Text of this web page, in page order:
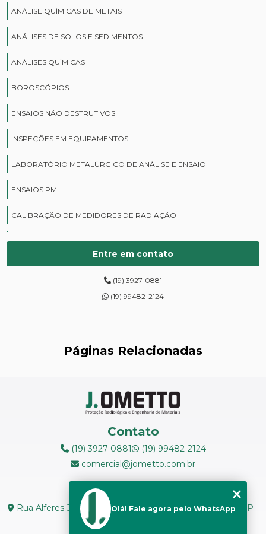
ANÁLISE QUÍMICAS DE METAIS
ANÁLISES DE SOLOS E SEDIMENTOS
ANÁLISES QUÍMICAS
BOROSCÓPIOS
ENSAIOS NÃO DESTRUTIVOS
INSPEÇÕES EM EQUIPAMENTOS
LABORATÓRIO METALÚRGICO DE ANÁLISE E ENSAIO
ENSAIOS PMI
CALIBRAÇÃO DE MEDIDORES DE RADIAÇÃO
CURSOS DE PROTEÇÃO RADIOLÓGICA
DIGITALIZAÇÃO DE FILMES RADIOGRÁFICOS
ENSAIOS DE DUREZA DE CAMPO
MANUTENÇÃO DE MEDIDORES DE RADIAÇÃO
MEDIÇÃO DE FERRITA
RÉPLICAS METALOGRÁFICAS
Entre em contato
(19) 3927-0881
(19) 99482-2124
Páginas Relacionadas
Contato
(19) 3927-0881
(19) 99482-2124
comercial@jometto.com.br
Endereço
Rua Alferes José Caetano, N 1665 - Centro Piracicaba - SP -
CEP: 13400-126
Olá! Fale agora pelo WhatsApp